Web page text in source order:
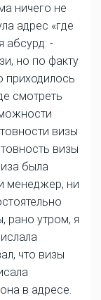
ничего не
адрес «где
абсурд: -
но по факту
приходилось
смотреть
визы
визы
была
менеджер, ни
рано утром, я
что визы
в адресе.